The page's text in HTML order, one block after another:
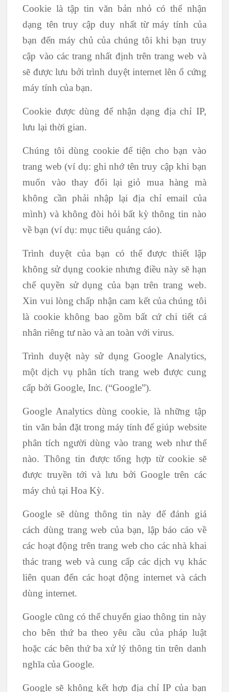
Cookie là tập tin văn bản nhỏ có thể nhận
dạng tên truy cập duy nhất từ máy tính của
bạn đến máy chủ của chúng tôi khi bạn truy
cập vào các trang nhất định trên trang web và
sẽ được lưu bởi trình duyệt internet lên ổ cứng
máy tính của bạn.
Cookie được dùng để nhận dạng địa chỉ IP,
lưu lại thời gian.
Chúng tôi dùng cookie để tiện cho bạn vào
trang web (ví dụ: ghi nhớ tên truy cập khi bạn
muốn vào thay đổi lại giỏ mua hàng mà
không cần phải nhập lại địa chỉ email của
mình) và không đòi hỏi bất kỳ thông tin nào
về bạn (ví dụ: mục tiêu quảng cáo).
Trình duyệt của bạn có thể được thiết lập
không sử dụng cookie nhưng điều này sẽ hạn
chế quyền sử dụng của bạn trên trang web.
Xin vui lòng chấp nhận cam kết của chúng tôi
là cookie không bao gồm bất cứ chi tiết cá
nhân riêng tư nào và an toàn với virus.
Trình duyệt này sử dụng Google Analytics,
một dịch vụ phân tích trang web được cung
cấp bởi Google, Inc. (“Google”).
Google Analytics dùng cookie, là những tập
tin văn bản đặt trong máy tính để giúp website
phân tích người dùng vào trang web như thế
nào. Thông tin được tổng hợp từ cookie sẽ
được truyền tới và lưu bởi Google trên các
máy chủ tại Hoa Kỳ.
Google sẽ dùng thông tin này để đánh giá
cách dùng trang web của bạn, lập báo cáo về
các hoạt động trên trang web cho các nhà khai
thác trang web và cung cấp các dịch vụ khác
liên quan đến các hoạt động internet và cách
dùng internet.
Google cũng có thể chuyển giao thông tin này
cho bên thứ ba theo yêu cầu của pháp luật
hoặc các bên thứ ba xử lý thông tin trên danh
nghĩa của Google.
Google sẽ không kết hợp địa chỉ IP của bạn